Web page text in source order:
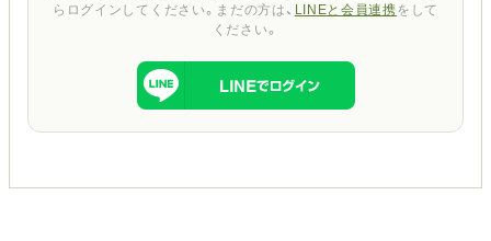
らログインしてください。まだの方は、 LINEと会員連携をして
ください。